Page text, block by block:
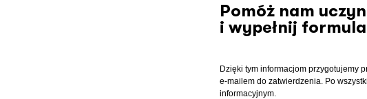
Pomóż nam
i wypełnij
Dzięki tym informacjom przygotujemy
e-mailem do zatwierdzenia. Po
informacyjnym.